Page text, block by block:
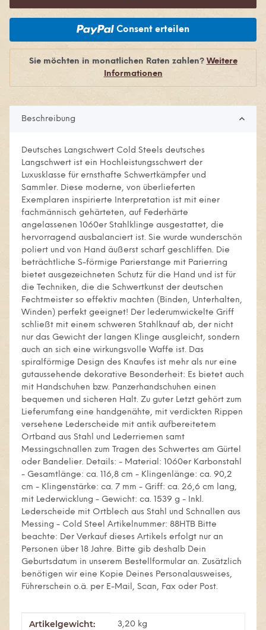
Consent erteilen
Sie möchten in monatlichen Raten zahlen? Weitere
Informationen
Beschreibung
Deutsches Langschwert Cold Steels deutsches
Langschwert ist ein Hochleistungsschwert der
Luxusklasse für ernsthafte Schwertkämpfer und
Sammler. Diese moderne, von überlieferten
Exemplaren inspirierte Interpretation ist mit einer
fachmännisch gehärteten, auf Federhärte
angelassenen 1060er Stahlklinge ausgestattet, die
hervorragend ausbalanciert ist. Sie wurde wunderschön
poliert und von Hand äußerst scharf geschliffen. Die
beträchtliche S-förmige Parierstange mit Parierring
bietet ausgezeichneten Schutz für die Hand und ist für
die Techniken, die die Schwertkunst der deutschen
Fechtmeister so effektiv machten (Binden, Unterhalten,
Winden) perfekt geeignet! Der lederumwickelte Griff
schließt mit einem schweren Stahlknauf ab, der nicht
nur das Gewicht der langen Klinge ausgleicht, sondern
auch an sich eine wirkungsvolle Waffe ist. Das
spiralförmige Design des Knaufes ist mehr als nur eine
gutaussehende dekorative Besonderheit: Es bietet auch
mit Handschuhen bzw. Panzerhandschuhen einen
bequemen und sicheren Halt. Zu guter Letzt gehört zum
Lieferumfang eine handgenähte, mit verdickten Rippen
versehene Lederscheide mit antik aufbereitetem
Ortband aus Stahl und Lederriemen samt
Messingschnallen zum Tragen des Schwertes am Gürtel
oder Bandelier. Details: - Material: 1060er Karbonstahl
- Gesamtlänge: ca. 116,8 cm - Klingenlänge: ca. 90,2
cm - Klingenstärke: ca. 7 mm - Griff: ca. 26,6 cm lang,
mit Lederwicklung - Gewicht: ca. 1539 g - Inkl.
Lederscheide mit Ortblech aus Stahl und Schnallen aus
Messing - Cold Steel Artikelnummer: 88HTB Bitte
beachte: Der Verkauf dieses Artikels erfolgt nur an
Personen über 18 Jahre. Bitte gib deshalb Dein
Geburtsdatum in unserem Bestellformular an. Zusätzlich
benötigen wir eine Kopie Deines Personalausweises,
Führerschein o.ä. per E-Mail, Scan, Fax oder Post.
Produkteigenschaft
Wert
Artikelgewicht: 3,20 kg